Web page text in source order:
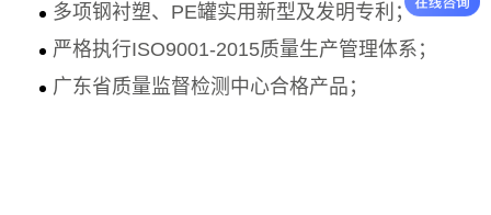
多项钢衬塑、PE罐实用新型及发明专利；
严格执行ISO9001-2015质量生产管理体系；
广东省质量监督检测中心合格产品；